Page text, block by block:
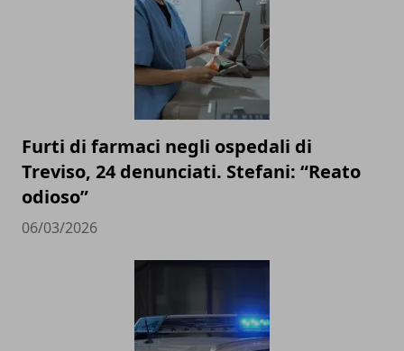
Furti di farmaci negli ospedali di
Treviso, 24 denunciati. Stefani: “Reato
odioso”
06/03/2026